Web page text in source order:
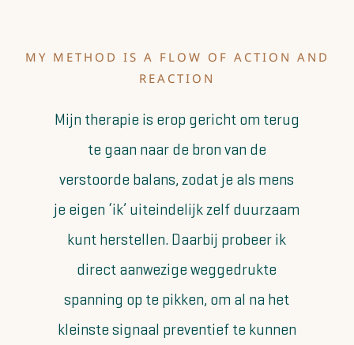
MY METHOD IS A FLOW OF ACTION AND
REACTION
Mijn therapie is erop gericht om terug
te gaan naar de bron van de
verstoorde balans, zodat je als mens
je eigen ‘ik’ uiteindelijk zelf duurzaam
kunt herstellen. Daarbij probeer ik
direct aanwezige weggedrukte
spanning op te pikken, om al na het
kleinste signaal preventief te kunnen